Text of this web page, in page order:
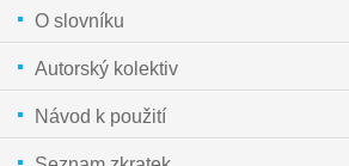
O slovníku
Autorský kolektiv
Návod k použití